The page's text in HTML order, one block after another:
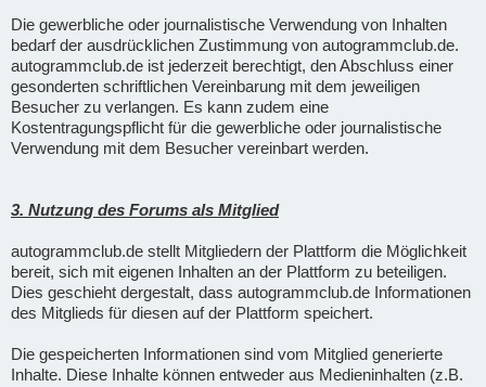
Die gewerbliche oder journalistische Verwendung von Inhalten
bedarf der ausdrücklichen Zustimmung von autogrammclub.de.
autogrammclub.de ist jederzeit berechtigt, den Abschluss einer
gesonderten schriftlichen Vereinbarung mit dem jeweiligen
Besucher zu verlangen. Es kann zudem eine
Kostentragungspflicht für die gewerbliche oder journalistische
Verwendung mit dem Besucher vereinbart werden.
3. Nutzung des Forums als Mitglied
autogrammclub.de stellt Mitgliedern der Plattform die Möglichkeit
bereit, sich mit eigenen Inhalten an der Plattform zu beteiligen.
Dies geschieht dergestalt, dass autogrammclub.de Informationen
des Mitglieds für diesen auf der Plattform speichert.
Die gespeicherten Informationen sind vom Mitglied generierte
Inhalte. Diese Inhalte können entweder aus Medieninhalten (z.B.